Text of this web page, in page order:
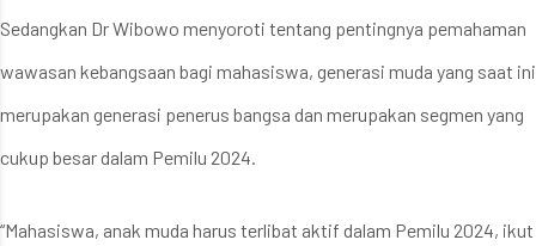
Sedangkan Dr Wibowo menyoroti tentang pentingnya pemahaman
wawasan kebangsaan bagi mahasiswa, generasi muda yang saat ini
merupakan generasi penerus bangsa dan merupakan segmen yang
cukup besar dalam Pemilu 2024.
“Mahasiswa, anak muda harus terlibat aktif dalam Pemilu 2024, ikut